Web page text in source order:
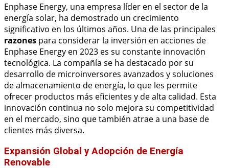
Enphase Energy, una empresa líder en el sector de la
energía solar, ha demostrado un crecimiento
significativo en los últimos años. Una de las principales
razones para considerar la inversión en acciones de
Enphase Energy en 2023 es su constante innovación
tecnológica. La compañía se ha destacado por su
desarrollo de microinversores avanzados y soluciones
de almacenamiento de energía, lo que les permite
ofrecer productos más eficientes y de alta calidad. Esta
innovación continua no solo mejora su competitividad
en el mercado, sino que también atrae a una base de
clientes más diversa.
Expansión Global y Adopción de Energía
Renovable